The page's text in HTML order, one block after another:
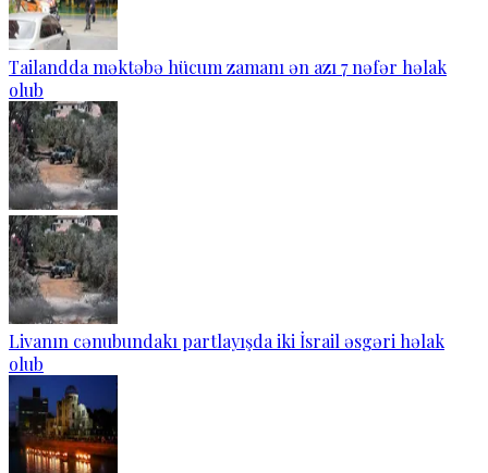
Tailandda məktəbə hücum zamanı ən azı 7 nəfər həlak
olub
Livanın cənubundakı partlayışda iki İsrail əsgəri həlak
olub